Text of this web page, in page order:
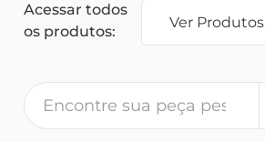
Acessar todos
os produtos:
Ver Produtos